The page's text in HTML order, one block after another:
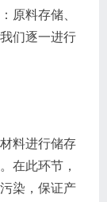
原料存储、
们逐一进行
料进行储存
在此环节，
染，保证产